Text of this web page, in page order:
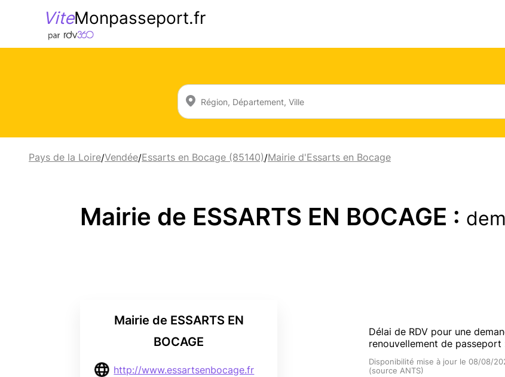
ViteMonpasseport.fr
Pays de la Loire/Vendée/Essarts en Bocage (85140)/Mairie d'Essarts en Bocage
Mairie de ESSARTS EN BOCAGE :
Mairie de ESSARTS EN
BOCAGE
http://www.essartsenbocage.fr
Délai de RDV pour une
renouvellement de passeport
Disponibilité mise à jour le 08/08/
(source ANTS)